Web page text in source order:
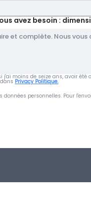
avez besoin :
j'ai moins de seize ans, avoir
Privacy Politique.
données personnelles. Pour